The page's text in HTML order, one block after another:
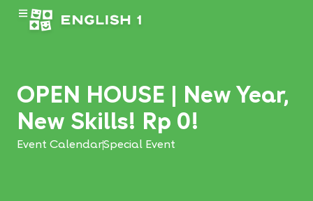
OPEN HOUSE | New Year,
New Skills! Rp 0!
Event CalendarSpecial Event